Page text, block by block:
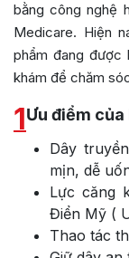
bằng công nghệ
Medicare. Hiện
phẩm đang được
khám để chăm
1Ưu điểm
Dây
mịn, dễ
Lực căng
Điển Mỹ (
Thao tác